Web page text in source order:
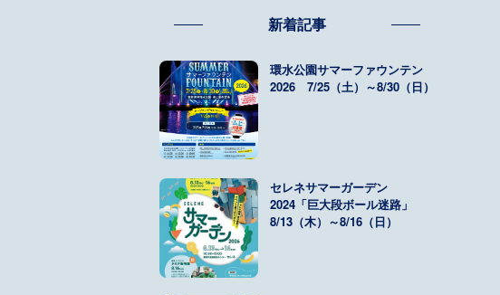
新着記事
環水公園サマーファウンテン
2026 7/25（土）～8/30（日）
セレネサマーガーデン
2024「巨大段ボール迷路」
8/13（木）～8/16（日）